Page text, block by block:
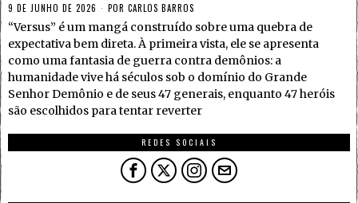
9 DE JUNHO DE 2026 POR CARLOS BARROS
“Versus” é um mangá construído sobre uma quebra de
expectativa bem direta. À primeira vista, ele se apresenta
como uma fantasia de guerra contra demônios: a
humanidade vive há séculos sob o domínio do Grande
Senhor Demônio e de seus 47 generais, enquanto 47 heróis
são escolhidos para tentar reverter
REDES SOCIAIS